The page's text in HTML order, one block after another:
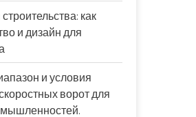
как
и дизайн для
и условия
ворот для